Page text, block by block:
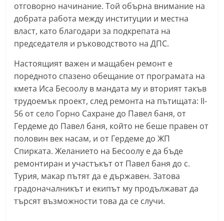
a
k
-
b
g
.
i
n
f
o
g
a
l
l
отговорно начинание. Той обърна внимание на
добрата работа между институции и местна
власт, като благодари за подкрепата на
председателя и ръководството на ДПС.
Настоящият важен и мащабен ремонт е
поредното спазено обещание от програмата на
кмета Иса Бесоолу в мандата му и вторият такъв
трудоемък проект, след ремонта на пътищата: II-
56 от село Горно Сахране до Павел баня, от
Гердеме до Павел баня, който не беше правен от
половин век насам, и от Гердеме до ЖП
Спирката. Желанието на Бесоолу е да бъде
ремонтиран и участъкът от Павел баня до с.
Турия, макар пътят да е държавен. Затова
градоначалникът и екипът му продължават да
търсят възможности това да се случи.